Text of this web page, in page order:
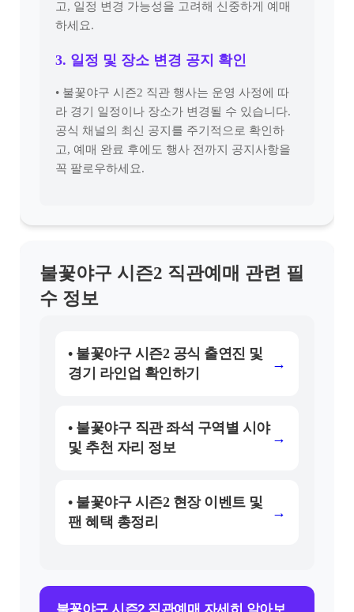
고, 일정 변경 가능성을 고려해 신중하게 예매
하세요.
3. 일정 및 장소 변경 공지 확인
• 불꽃야구 시즌2 직관 행사는 운영 사정에 따
라 경기 일정이나 장소가 변경될 수 있습니다.
공식 채널의 최신 공지를 주기적으로 확인하
고, 예매 완료 후에도 행사 전까지 공지사항을
꼭 팔로우하세요.
불꽃야구 시즌2 직관예매 관련 필
수 정보
• 불꽃야구 시즌2 공식 출연진 및
경기 라인업 확인하기
→
• 불꽃야구 직관 좌석 구역별 시야
및 추천 자리 정보
→
• 불꽃야구 시즌2 현장 이벤트 및
팬 혜택 총정리
→